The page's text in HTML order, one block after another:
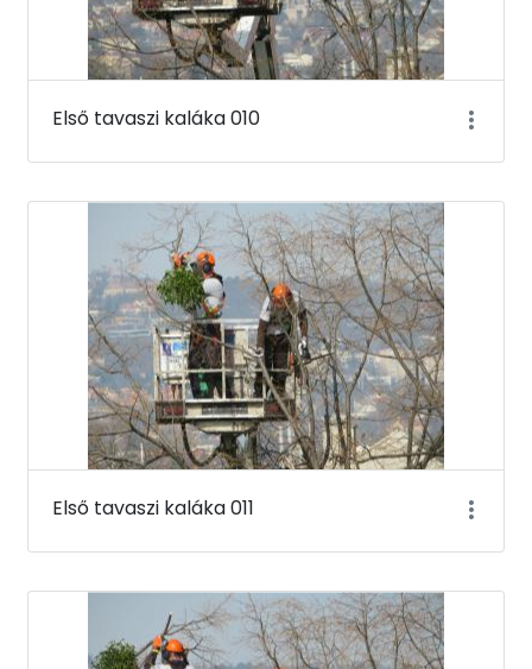
Első tavaszi kaláka 010
Első tavaszi kaláka 011